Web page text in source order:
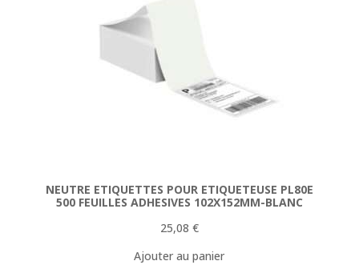
NEUTRE ETIQUETTES POUR ETIQUETEUSE PL80E
500 FEUILLES ADHESIVES 102X152MM-BLANC
25,08 €
Ajouter au panier